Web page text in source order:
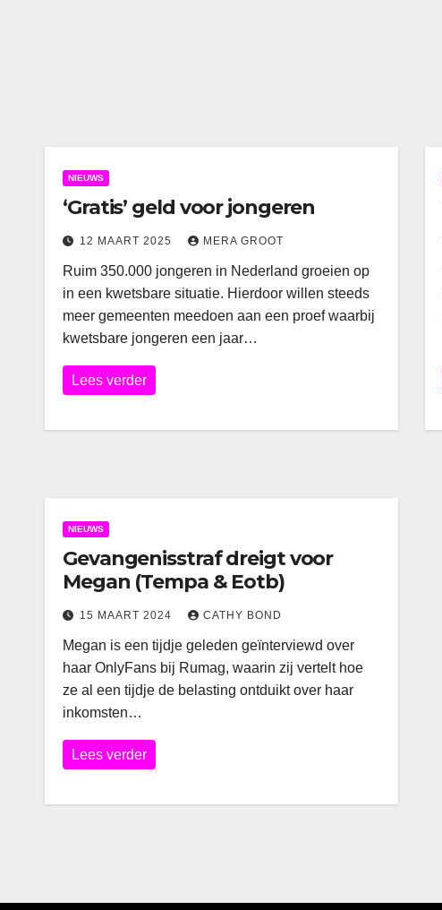
NIEUWS
‘Gratis’ geld voor jongeren
12 MAART 2025 MERA GROOT
Ruim 350.000 jongeren in Nederland groeien op
in een kwetsbare situatie. Hierdoor willen steeds
meer gemeenten meedoen aan een proef waarbij
kwetsbare jongeren een jaar…
Lees verder
NIEUWS
Gevangenisstraf dreigt voor
Megan (Tempa & Eotb)
15 MAART 2024 CATHY BOND
Megan is een tijdje geleden geïnterviewd over
haar OnlyFans bij Rumag, waarin zij vertelt hoe
ze al een tijdje de belasting ontduikt over haar
inkomsten…
Lees verder